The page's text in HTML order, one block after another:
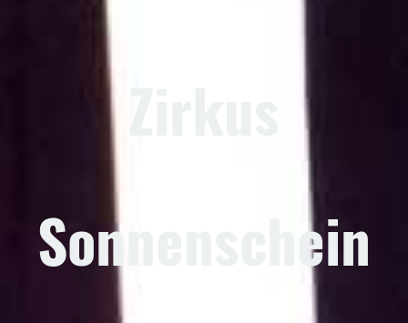
Sonnenschein